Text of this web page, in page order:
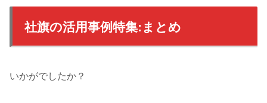
社旗の活用事例特集:まとめ
いかがでしたか？